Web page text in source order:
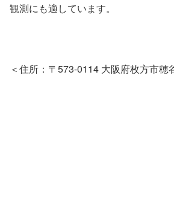
観測にも適しています。
＜住所：〒573-0114 大阪府枚方市穂